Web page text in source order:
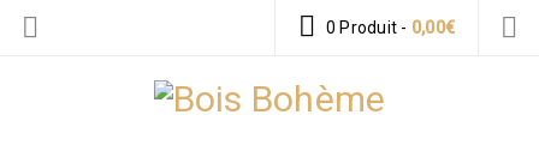
0 Produit - 0,00€